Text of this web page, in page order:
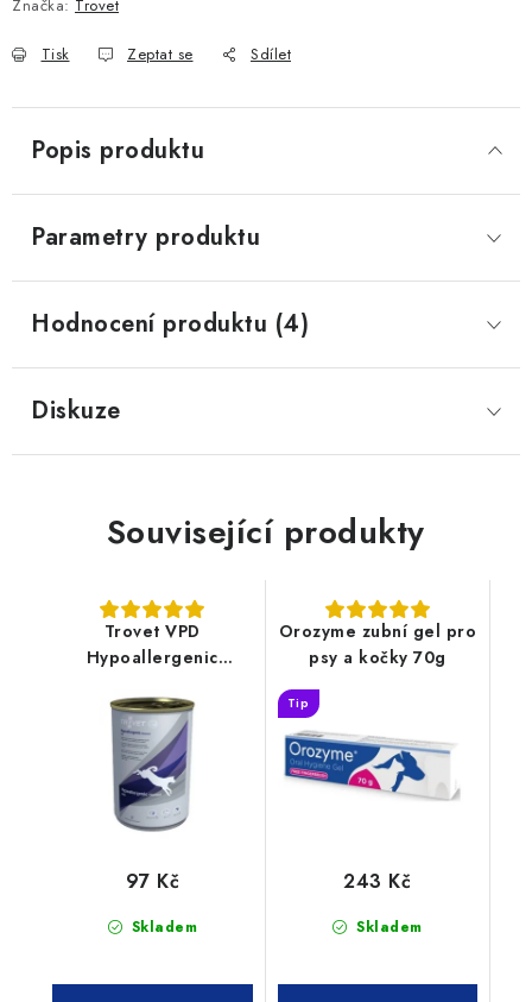
Značka: Trovet
Tisk Zeptat se Sdílet
Popis produktu
Parametry produktu
Hodnocení produktu (4)
Diskuze
Související produkty
Trovet VPD
Hypoallergenic
konzerva pes
Skladem
97 Kč
Orozyme zubní gel pro
psy a kočky 70g
Tip
Skladem
243 Kč